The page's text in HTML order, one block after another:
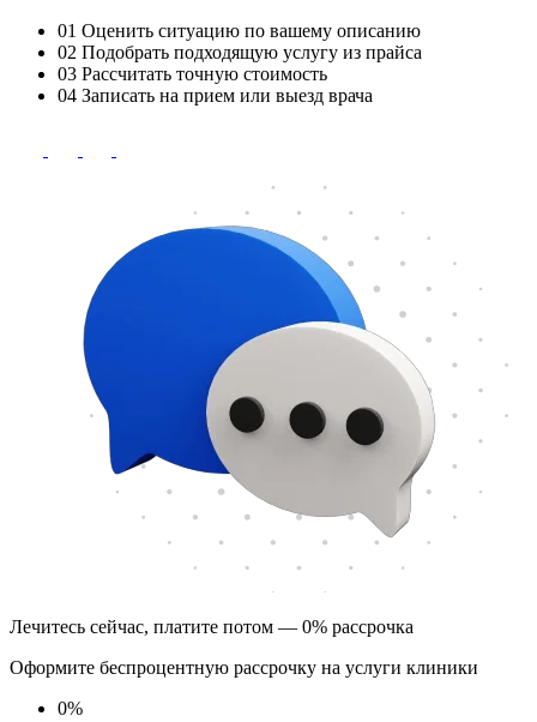
01 Оценить ситуацию по вашему описанию
02 Подобрать подходящую услугу из прайса
03 Рассчитать точную стоимость
04 Записать на прием или выезд врача
Лечитесь сейчас, платите потом — 0% рассрочка
Оформите беспроцентную рассрочку на услуги клиники
0%